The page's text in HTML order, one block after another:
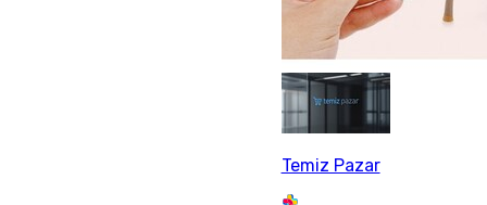
Temiz Pazar